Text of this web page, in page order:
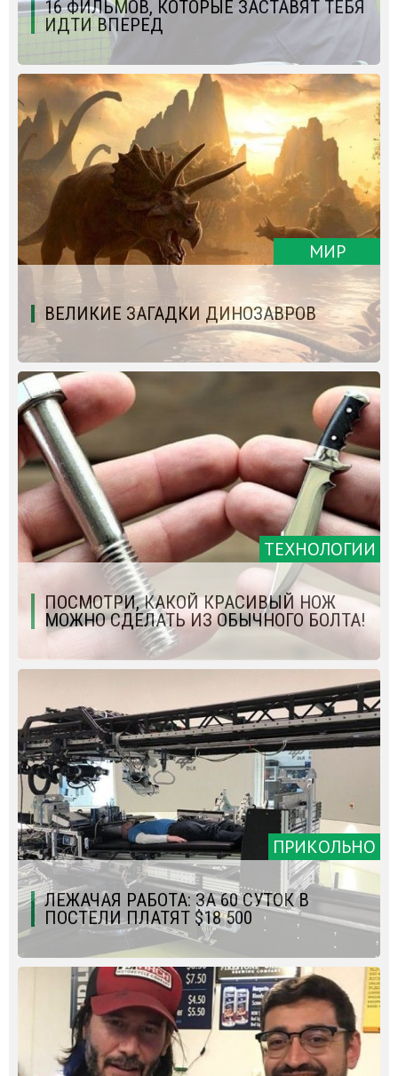
16 ФИЛЬМОВ, КОТОРЫЕ ЗАСТАВЯТ ТЕБЯ
ИДТИ ВПЕРЕД
МИР
ВЕЛИКИЕ ЗАГАДКИ ДИНОЗАВРОВ
ТЕХНОЛОГИИ
ПОСМОТРИ, КАКОЙ КРАСИВЫЙ НОЖ
МОЖНО СДЕЛАТЬ ИЗ ОБЫЧНОГО БОЛТА!
ПРИКОЛЬНО
ЛЕЖАЧАЯ РАБОТА: ЗА 60 СУТОК В
ПОСТЕЛИ ПЛАТЯТ $18 500